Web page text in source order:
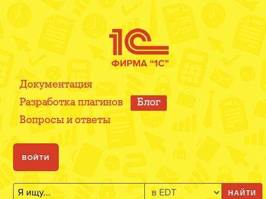
Документация
Разработка плагинов
Блог
Вопросы и ответы
ВОЙТИ
НАЙТИ